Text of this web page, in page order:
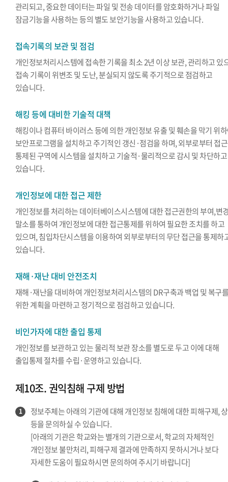
관리되고, 중요한 데이터는 파일 및 전송 데이터를 암호화하거나 파일
잠금기능을 사용하는 등의 별도 보안기능을 사용하고 있습니다.
접속기록의 보관 및 점검
개인정보처리시스템에 접속한 기록을 최소 2년 이상 보관, 관리하고 있
접속 기록이 위변조 및 도난, 분실되지 않도록 주기적으로 점검하고
있습니다.
해킹 등에 대비한 기술적 대책
해킹이나 컴퓨터 바이러스 등에 의한 개인정보 유출 및 훼손을 막기 위
보안프로그램을 설치하고 주기적인 갱신·점검을 하며, 외부로부터 접
통제된 구역에 시스템을 설치하고 기술적·물리적으로 감시 및 차단하고
있습니다.
개인정보에 대한 접근 제한
개인정보를 처리하는 데이터베이스시스템에 대한 접근권한의 부여,변
말소를 통하여 개인정보에 대한 접근통제를 위하여 필요한 조치를 하고
있으며, 침입차단시스템을 이용하여 외부로부터의 무단 접근을 통제하
있습니다.
재해·재난 대비 안전조치
재해·재난을 대비하여 개인정보처리시스템의 DR구축과 백업 및 복구
위한 계획을 마련하고 정기적으로 점검하고 있습니다.
비인가자에 대한 출입 통제
개인정보를 보관하고 있는 물리적 보관 장소를 별도로 두고 이에 대해
출입통제 절차를 수립·운영하고 있습니다.
제10조. 권익침해 구제 방법
1
정보주체는 아래의 기관에 대해 개인정보 침해에 대한 피해구제,
등을 문의하실 수 있습니다.
[아래의 기관은 학교와는 별개의 기관으로서, 학교의 자체적인
개인정보 불만처리, 피해구제 결과에 만족하지 못하시거나 보다
자세한 도움이 필요하시면 문의하여 주시기 바랍니다]